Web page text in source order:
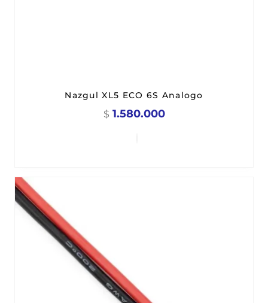
Nazgul XL5 ECO 6S Analogo
$ 1.580.000